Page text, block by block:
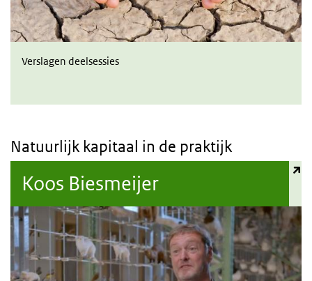
Verslagen deelsessies
Natuurlijk kapitaal in de praktijk
Koos Biesmeijer